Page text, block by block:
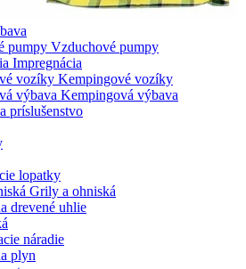
Vzduchové pumpy
Impregnácia
Kempingové vozíky
Kempingová výbava
príslušenstvo
lopatky
Grily a ohniská
drevené uhlie
náradie
plyn